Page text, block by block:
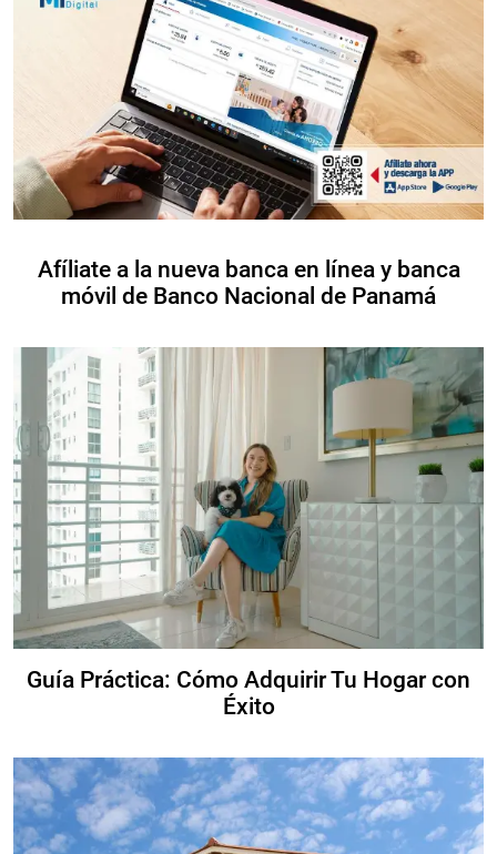
Afíliate a la nueva banca en línea y banca
móvil de Banco Nacional de Panamá
Guía Práctica: Cómo Adquirir Tu Hogar con
Éxito